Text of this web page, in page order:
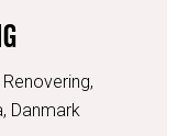
Danmark